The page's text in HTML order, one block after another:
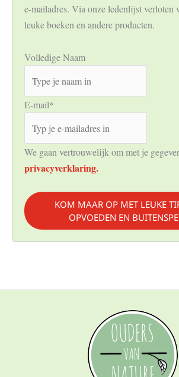
e-mailadres. Via onze ledenlijst verloten
leuke boeken en andere producten.
Volledige Naam
E-mail*
We gaan vertrouwelijk om met je
privacyverklaring.
KOM MAAR OP MET LEUKE
OPVOEDEN EN